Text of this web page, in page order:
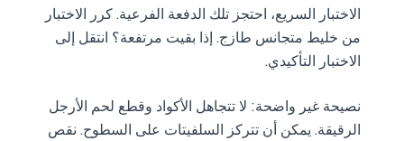
الاختبار السريع، احتجز تلك الدفعة الفرعية. كرر الاختبار
من خليط متجانس طازج. إذا بقيت مرتفعة؟ انتقل إلى
الاختبار التأكيدي.
نصيحة غير واضحة: لا تتجاهل الأكواد وقطع لحم الأرجل
الرقيقة. يمكن أن تتركز السلفيتات على السطوح. نقص